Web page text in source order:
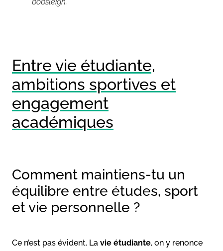
bobsleigh.
Entre vie étudiante,
ambitions sportives et
engagement
académiques
Comment maintiens-tu un
équilibre entre études, sport
et vie personnelle ?
Ce n’est pas évident. La vie étudiante, on y renonce